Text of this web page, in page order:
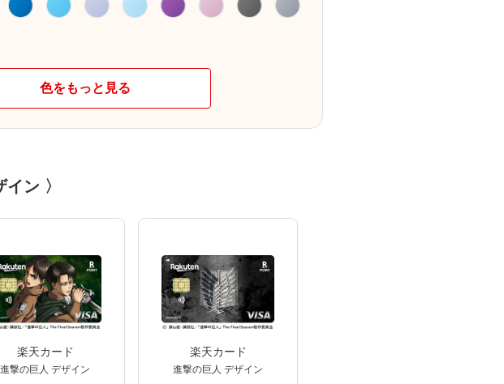
色をもっと見る
ン 〉
楽天カード
進撃の巨人 デザイン
楽天カード
進撃の巨人 デザイン